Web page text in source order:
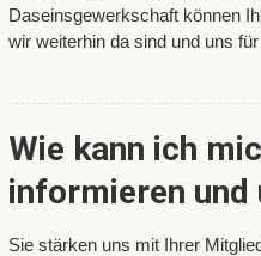
Daseinsgewerkschaft können
wir weiterhin da sind und uns
Wie kann ich
informieren und
Sie stärken uns mit Ihrer